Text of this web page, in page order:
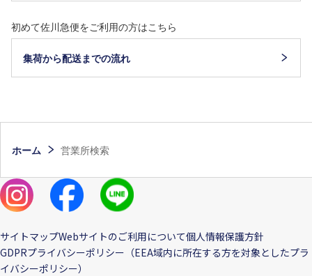
初めて佐川急便をご利用の方はこちら
集荷から配送までの流れ
ホーム 営業所検索
サイトマップWebサイトのご利用について個人情報保護方針
GDPRプライバシーポリシー（EEA域内に所在する方を対象としたプラ
イバシーポリシー）